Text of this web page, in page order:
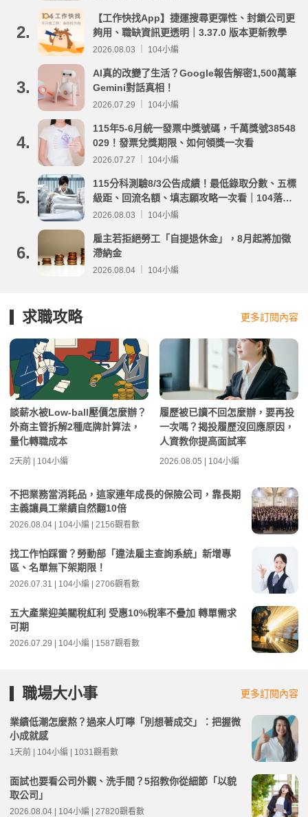
2.
【工作快找App】捷運搜尋更彈性、封鎖公司更
夠用、職缺資訊更透明｜3.37.0 版本更新教學
2026.08.03 ｜ 104小編
3.
AI真的改變了生活？Google報告解密1,500萬筆
Gemini對話真相！
2026.07.29 ｜ 104小編
4.
115年5-6月統一發票中獎號碼，千萬獎號38548
029！發票兌獎期限、如何領獎一次看
2026.07.27 ｜ 104小編
5.
115分科測驗8/3公告成績！最低錄取分數、五標
級距、回流名額、填志願攻略一次看｜104落點
分析
2026.08.03 ｜ 104小編
6.
雇主若拒絕勞工「自提退休金」，8月起將加徵
滯納金
2026.08.04 ｜ 104小編
求職攻略 更多訂閱內容
談薪水被Low-ball壓價怎麼辦？
外商主管拆解2種底牌計算法，
量化轉職成本
2天前 | 104小編
履歷被已讀不回怎麼辦，要再投
一次嗎？揭投履歷沒回應原因，
人資教你提高面試率
2026.08.05 | 104小編
不把業務當消耗品，這家連年成長的保險公司，靠長期
主義讓員工業績自然翻10倍
2026.08.04 | 104小編 | 2156觀看數
找工作怕踩雷？勞動部「違法雇主查詢系統」新增專
區、名單無下架期限！
2026.07.31 | 104小編 | 2706觀看數
五大產業迎美關稅紅利 受惠10%稅率不疊加 轉單需求
可期
2026.07.29 | 104小編 | 1587觀看數
職場大小事 更多訂閱內容
業績低潮怎麼熬？過來人叮嚀「別想著成交」：把握微
小成就感
1天前 | 104小編 | 1031觀看數
面試也要看公司外觀、洗手間？5招教你從細節「以貌
取公司」
2026.08.04 | 104小編 | 27820觀看數